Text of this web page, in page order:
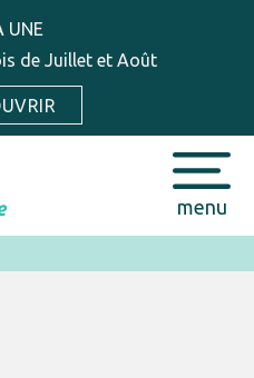
UNE
de Juillet et Août
menu